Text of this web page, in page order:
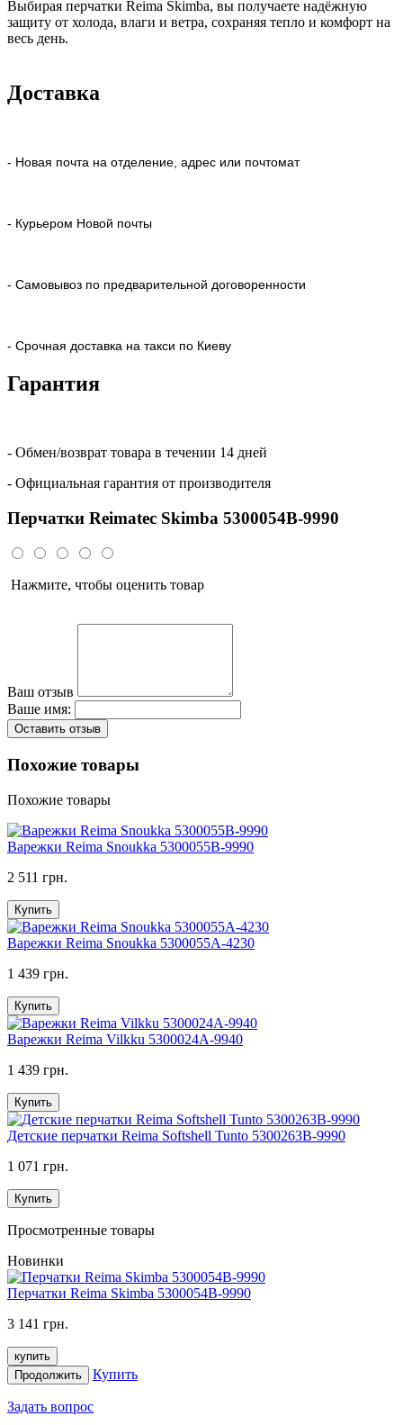
Выбирая перчатки Reima Skimba, вы получаете надёжную
защиту от холода, влаги и ветра, сохраняя тепло и комфорт на
весь день.
Доставка
- Новая почта на отделение, адрес или почтомат
- Курьером Новой почты
- Самовывоз по предварительной договоренности
- Срочная доставка на такси по Киеву
Гарантия
- Обмен/возврат товара в течении 14 дней
- Официальная гарантия от производителя
Перчатки Reimatec Skimba 5300054B-9990
Нажмите, чтобы оценить товар
Ваш отзыв
Ваше имя:
Оставить отзыв
Похожие товары
Похожие товары
Варежки Reima Snoukka 5300055B-9990
2 511 грн.
Купить
Варежки Reima Snoukka 5300055A-4230
1 439 грн.
Купить
Варежки Reima Vilkku 5300024A-9940
1 439 грн.
Купить
Детские перчатки Reima Softshell Tunto 5300263B-9990
1 071 грн.
Купить
Просмотренные товары
Новинки
Перчатки Reima Skimba 5300054B-9990
3 141 грн.
купить
Продолжить
Купить
Задать вопрос